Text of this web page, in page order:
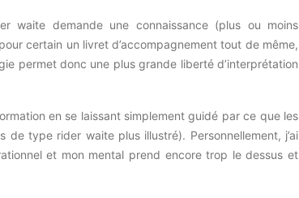
waite demande une connaissance (plus ou moins
certain un livret d’accompagnement tout de même,
permet donc une plus grande liberté d’interprétation
en se laissant simplement guidé par ce que les
de type rider waiteplus illustré). Personnellement, j’ai
et mon mental prend encore trop le dessus et